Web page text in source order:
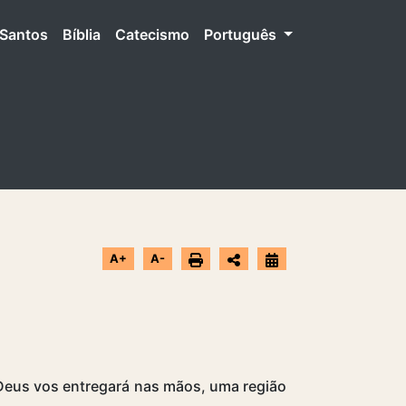
Santos Bíblia Catecismo Português
A+ A-
vos entregará nas mãos, uma região